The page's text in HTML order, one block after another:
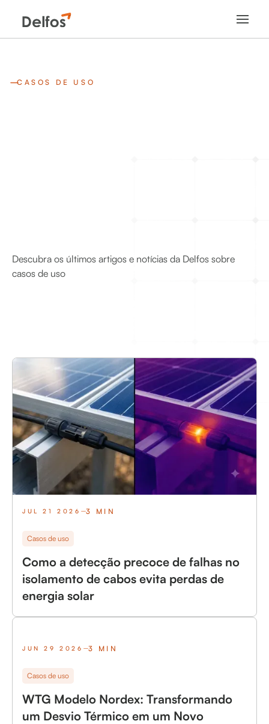
CASOS DE USO
Descubra os últimos artigos e notícias da Delfos sobre
casos de uso
JUL 21 2026 3 MIN
Casos de uso
Como a detecção precoce de falhas no
isolamento de cabos evita perdas de
energia solar
JUN 29 2026 3 MIN
Casos de uso
WTG Modelo Nordex: Transformando
um Desvio Térmico em um Novo